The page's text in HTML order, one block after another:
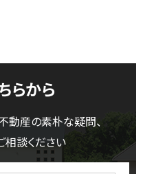
らから
動産の素朴な疑問、
相談ください